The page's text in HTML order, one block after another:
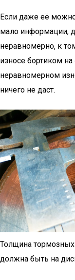
Если даже её можно
мало информации,
неравномерно, к
износе бортиком
неравномерном
ничего не даст.
Толщина
должна быть на